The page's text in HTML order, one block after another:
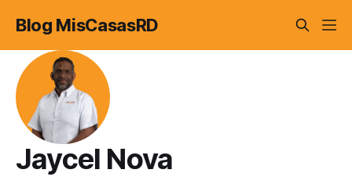
Blog MisCasasRD
Jaycel Nova